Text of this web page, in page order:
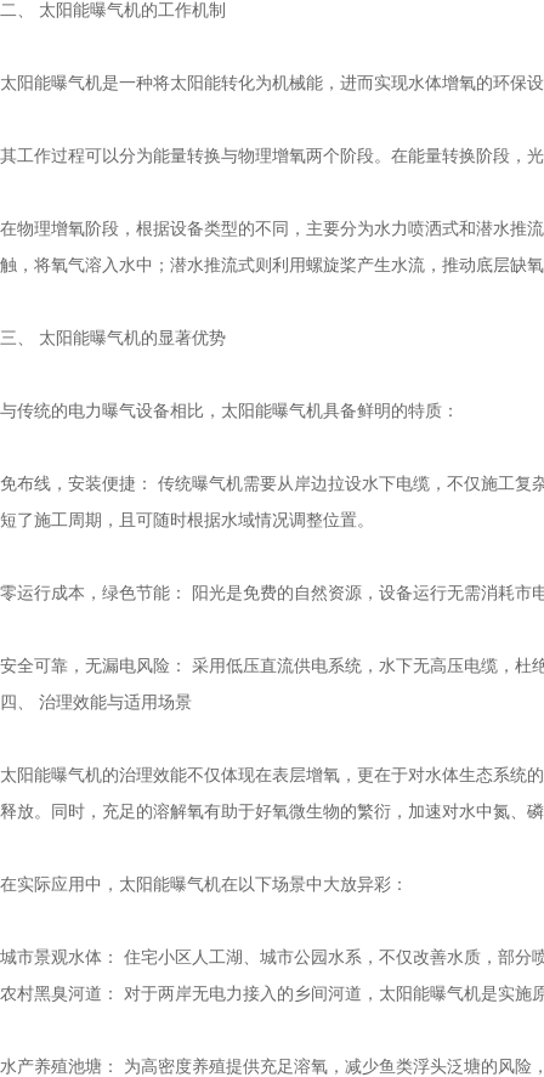
二、 太阳能曝气机的工作机制
太阳能曝气机是一种将太阳能转化为机械能，进而实现水体增氧的环保
其工作过程可以分为能量转换与物理增氧两个阶段。在能量转换阶段，
在物理增氧阶段，根据设备类型的不同，主要分为水力喷洒式和潜水推
触，将氧气溶入水中；潜水推流式则利用螺旋桨产生水流，推动底层缺
三、 太阳能曝气机的显著优势
与传统的电力曝气设备相比，太阳能曝气机具备鲜明的特质：
免布线，安装便捷： 传统曝气机需要从岸边拉设水下电缆，不仅施工
短了施工周期，且可随时根据水域情况调整位置。
零运行成本，绿色节能： 阳光是免费的自然资源，设备运行无需消耗
安全可靠，无漏电风险： 采用低压直流供电系统，水下无高压电缆，
四、 治理效能与适用场景
太阳能曝气机的治理效能不仅体现在表层增氧，更在于对水体生态系统
释放。同时，充足的溶解氧有助于好氧微生物的繁衍，加速对水中氮、
在实际应用中，太阳能曝气机在以下场景中大放异彩：
城市景观水体： 住宅小区人工湖、城市公园水系，不仅改善水质，部分
农村黑臭河道： 对于两岸无电力接入的乡间河道，太阳能曝气机是实施
水产养殖池塘： 为高密度养殖提供充足溶氧，减少鱼类浮头泛塘的风险